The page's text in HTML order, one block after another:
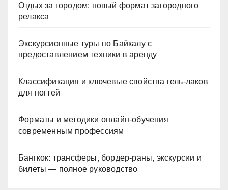
Отдых за городом: новый формат загородного
релакса
Экскурсионные туры по Байкалу с
предоставлением техники в аренду
Классификация и ключевые свойства гель-лаков
для ногтей
Форматы и методики онлайн-обучения
современным профессиям
Бангкок: трансферы, бордер-раны, экскурсии и
билеты — полное руководство